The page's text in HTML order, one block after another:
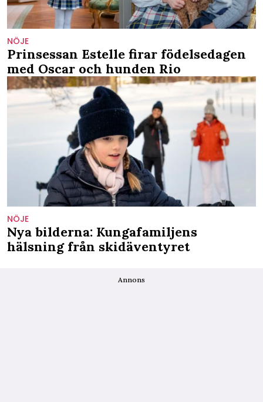
NÖJE
Prinsessan Estelle firar födelsedagen
med Oscar och hunden Rio
NÖJE
Nya bilderna: Kungafamiljens
hälsning från skidäventyret
Annons